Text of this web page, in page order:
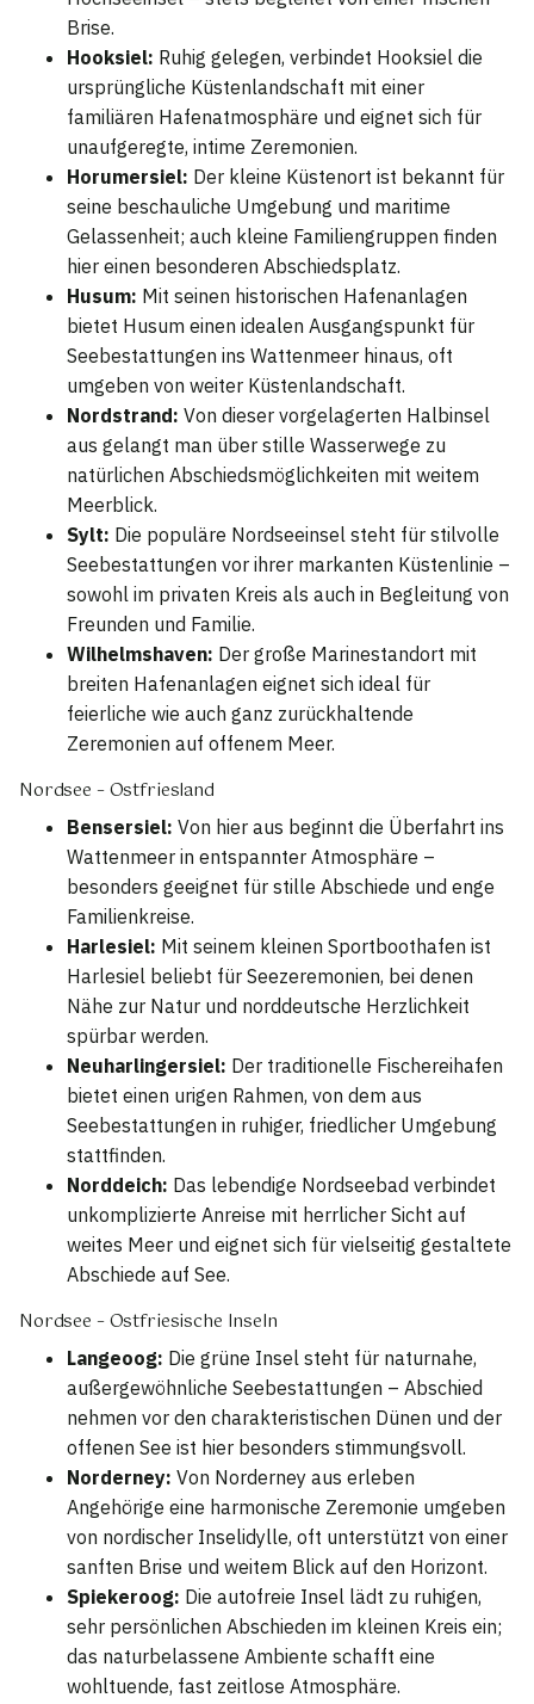
Brise.
Hooksiel: Ruhig gelegen, verbindet Hooksiel die
ursprüngliche Küstenlandschaft mit einer
familiären Hafenatmosphäre und eignet sich für
unaufgeregte, intime Zeremonien.
Horumersiel: Der kleine Küstenort ist bekannt für
seine beschauliche Umgebung und maritime
Gelassenheit; auch kleine Familiengruppen finden
hier einen besonderen Abschiedsplatz.
Husum: Mit seinen historischen Hafenanlagen
bietet Husum einen idealen Ausgangspunkt für
Seebestattungen ins Wattenmeer hinaus, oft
umgeben von weiter Küstenlandschaft.
Nordstrand: Von dieser vorgelagerten Halbinsel
aus gelangt man über stille Wasserwege zu
natürlichen Abschiedsmöglichkeiten mit weitem
Meerblick.
Sylt: Die populäre Nordseeinsel steht für stilvolle
Seebestattungen vor ihrer markanten Küstenlinie –
sowohl im privaten Kreis als auch in Begleitung von
Freunden und Familie.
Wilhelmshaven: Der große Marinestandort mit
breiten Hafenanlagen eignet sich ideal für
feierliche wie auch ganz zurückhaltende
Zeremonien auf offenem Meer.
Nordsee – Ostfriesland
Bensersiel: Von hier aus beginnt die Überfahrt ins
Wattenmeer in entspannter Atmosphäre –
besonders geeignet für stille Abschiede und enge
Familienkreise.
Harlesiel: Mit seinem kleinen Sportboothafen ist
Harlesiel beliebt für Seezeremonien, bei denen
Nähe zur Natur und norddeutsche Herzlichkeit
spürbar werden.
Neuharlingersiel: Der traditionelle Fischereihafen
bietet einen urigen Rahmen, von dem aus
Seebestattungen in ruhiger, friedlicher Umgebung
stattfinden.
Norddeich: Das lebendige Nordseebad verbindet
unkomplizierte Anreise mit herrlicher Sicht auf
weites Meer und eignet sich für vielseitig gestaltete
Abschiede auf See.
Nordsee – Ostfriesische Inseln
Langeoog: Die grüne Insel steht für naturnahe,
außergewöhnliche Seebestattungen – Abschied
nehmen vor den charakteristischen Dünen und der
offenen See ist hier besonders stimmungsvoll.
Norderney: Von Norderney aus erleben
Angehörige eine harmonische Zeremonie umgeben
von nordischer Inselidylle, oft unterstützt von einer
sanften Brise und weitem Blick auf den Horizont.
Spiekeroog: Die autofreie Insel lädt zu ruhigen,
sehr persönlichen Abschieden im kleinen Kreis ein;
das naturbelassene Ambiente schafft eine
wohltuende, fast zeitlose Atmosphäre.